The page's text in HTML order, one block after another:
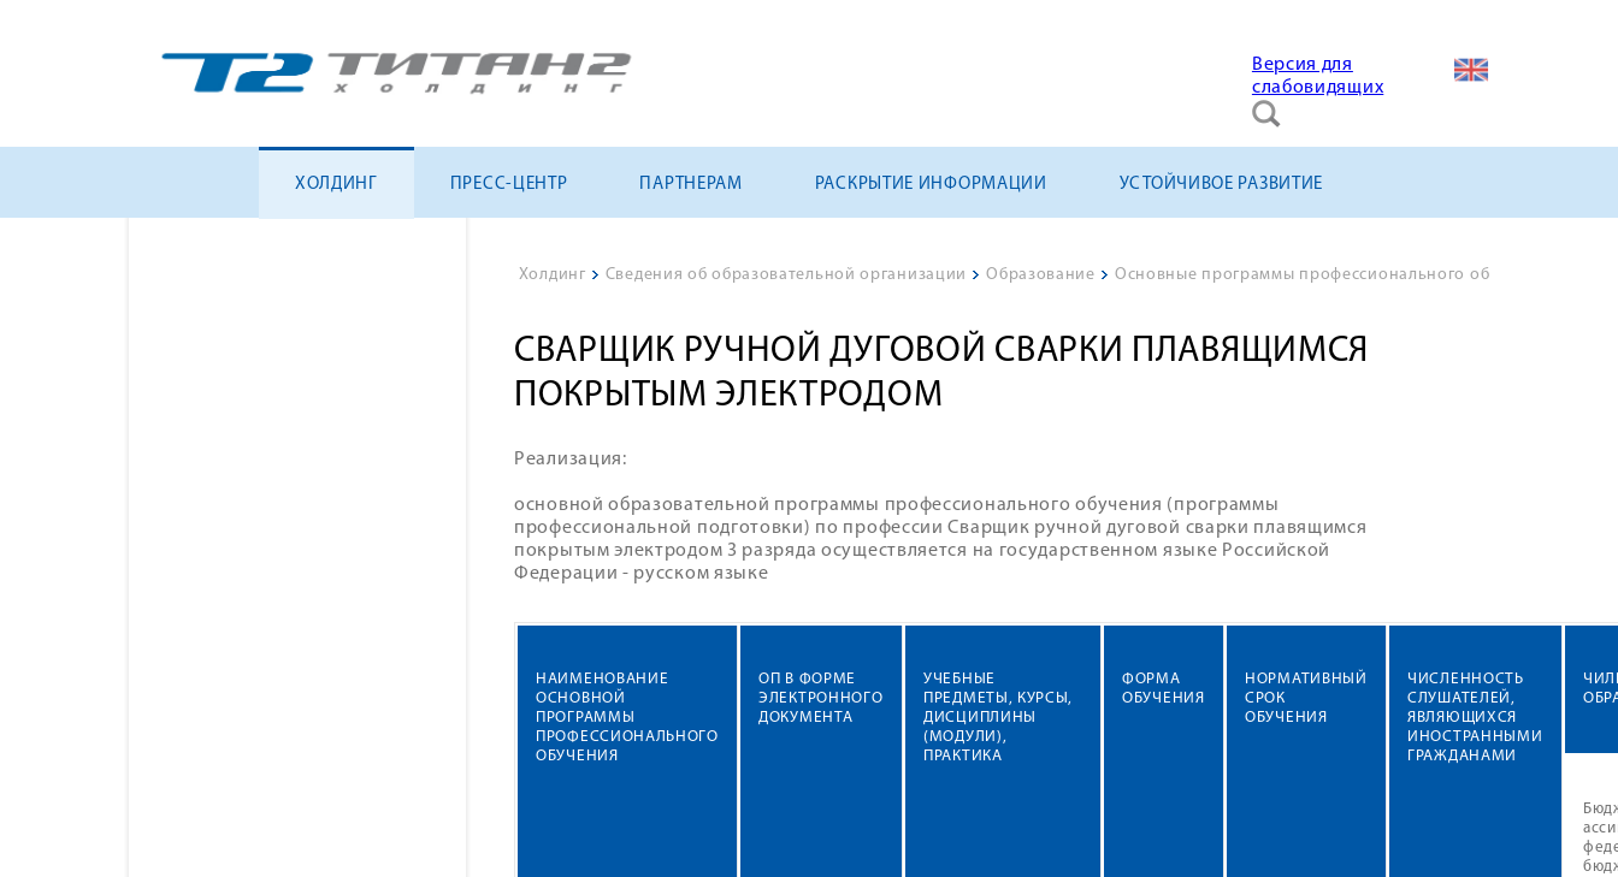
Версия для
слабовидящих
ХОЛДИНГ ПРЕСС-ЦЕНТР ПАРТНЕРАМ РАСКРЫТИЕ ИНФОРМАЦИИ УСТОЙЧИВОЕ РАЗВИТИЕ
Холдинг > Сведения об образовательной организации > Образование > Основные программы профессионального обучения
СВАРЩИК РУЧНОЙ ДУГОВОЙ СВАРКИ ПЛАВЯЩИМСЯ
ПОКРЫТЫМ ЭЛЕКТРОДОМ
Реализация:
основной образовательной программы профессионального обучения (программы
профессиональной подготовки) по профессии Сварщик ручной дуговой сварки плавящимся
покрытым электродом 3 разряда осуществляется на государственном языке Российской
Федерации - русском языке
НАИМЕНОВАНИЕ
ОСНОВНОЙ
ПРОГРАММЫ
ПРОФЕССИОНАЛЬНОГО
ОБУЧЕНИЯ
ОП В ФОРМЕ
ЭЛЕКТРОННОГО
ДОКУМЕНТА
УЧЕБНЫЕ
ПРЕДМЕТЫ, КУРСЫ,
ДИСЦИПЛИНЫ
(МОДУЛИ),
ПРАКТИКА
ФОРМА
ОБУЧЕНИЯ
НОРМАТИВНЫЙ
СРОК
ОБУЧЕНИЯ
ЧИСЛЕННОСТЬ
СЛУШАТЕЛЕЙ,
ЯВЛЯЮЩИХСЯ
ИНОСТРАННЫМИ
ГРАЖДАНАМИ